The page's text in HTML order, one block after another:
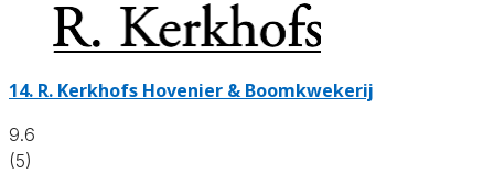
14. R. Kerkhofs Hovenier & Boomkwekerij
9.6
(5)